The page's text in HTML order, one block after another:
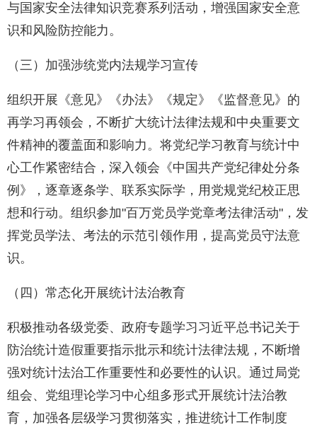
与国家安全法律知识竞赛系列活动，增强国家安全意
识和风险防控能力。
（三）加强涉统党内法规学习宣传
组织开展《意见》《办法》《规定》《监督意见》的
再学习再领会，不断扩大统计法律法规和中央重要文
件精神的覆盖面和影响力。将党纪学习教育与统计中
心工作紧密结合，深入领会《中国共产党纪律处分条
例》，逐章逐条学、联系实际学，用党规党纪校正思
想和行动。组织参加"百万党员学党章考法律活动"，发
挥党员学法、考法的示范引领作用，提高党员守法意
识。
（四）常态化开展统计法治教育
积极推动各级党委、政府专题学习习近平总书记关于
防治统计造假重要指示批示和统计法律法规，不断增
强对统计法治工作重要性和必要性的认识。通过局党
组会、党组理论学习中心组多形式开展统计法治教
育，加强各层级学习贯彻落实，推进统计工作制度